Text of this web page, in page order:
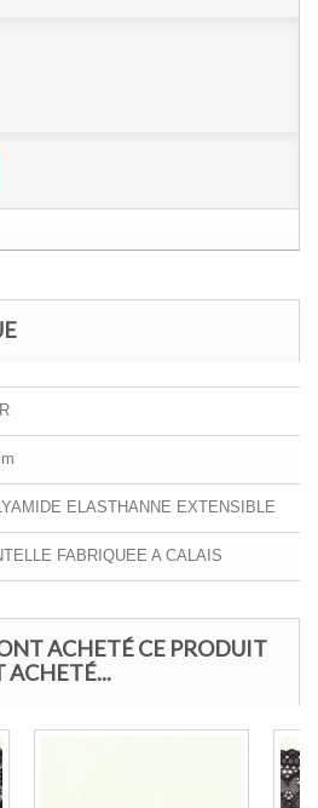
ELASTHANNE EXTENSIBLE
FABRIQUEE A CALAIS
ACHETÉ CE PRODUIT
ACHETÉ...